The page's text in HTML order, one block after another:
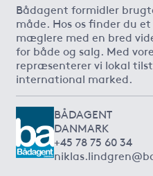
Bådagent formidler
måde. Hos os finder du
mæglere med en bred
for både og salg. Med
repræsenterer vi lokal
international marked.
BÅDAGENT
DANMARK
+45 78 75 60 34